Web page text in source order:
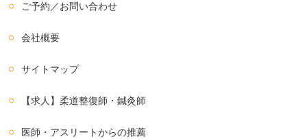
ご予約／お問い合わせ
会社概要
サイトマップ
【求人】柔道整復師・鍼灸師
医師・アスリートからの推薦